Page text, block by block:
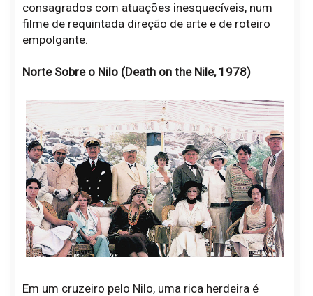
consagrados com atuações inesquecíveis, num
filme de requintada direção de arte e de roteiro
empolgante.
Norte Sobre o Nilo (Death on the Nile, 1978)
Em um cruzeiro pelo Nilo, uma rica herdeira é